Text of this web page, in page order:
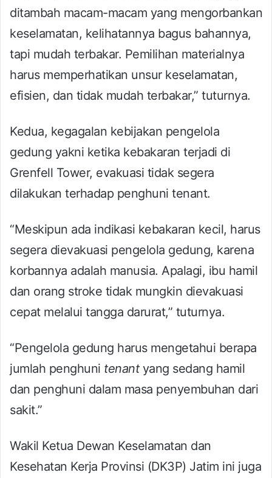
ditambah macam-macam yang mengorbankan
keselamatan, kelihatannya bagus bahannya,
tapi mudah terbakar. Pemilihan materialnya
harus memperhatikan unsur keselamatan,
efisien, dan tidak mudah terbakar,” tuturnya.
Kedua, kegagalan kebijakan pengelola
gedung yakni ketika kebakaran terjadi di
Grenfell Tower, evakuasi tidak segera
dilakukan terhadap penghuni tenant.
“Meskipun ada indikasi kebakaran kecil, harus
segera dievakuasi pengelola gedung, karena
korbannya adalah manusia. Apalagi, ibu hamil
dan orang stroke tidak mungkin dievakuasi
cepat melalui tangga darurat,” tuturnya.
“Pengelola gedung harus mengetahui berapa
jumlah penghuni tenant yang sedang hamil
dan penghuni dalam masa penyembuhan dari
sakit.”
Wakil Ketua Dewan Keselamatan dan
Kesehatan Kerja Provinsi (DK3P) Jatim ini juga